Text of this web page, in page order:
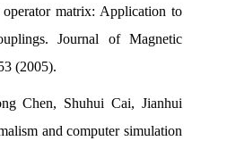
matrix: Application to
Journal of Magnetic
(2005).
Chen, Shuhui Cai, Jianhui
and computer simulation